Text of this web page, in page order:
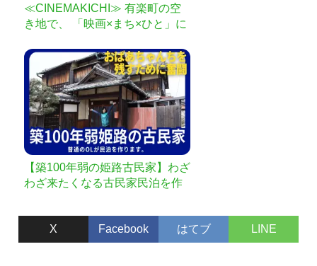
≪CINEMAKICHI≫ 有楽町の空
き地で、 「映画×まち×ひと」に
【築100年弱の姫路古民家】わざ
わざ来たくなる古民家民泊を作
X Facebook はてブ LINE